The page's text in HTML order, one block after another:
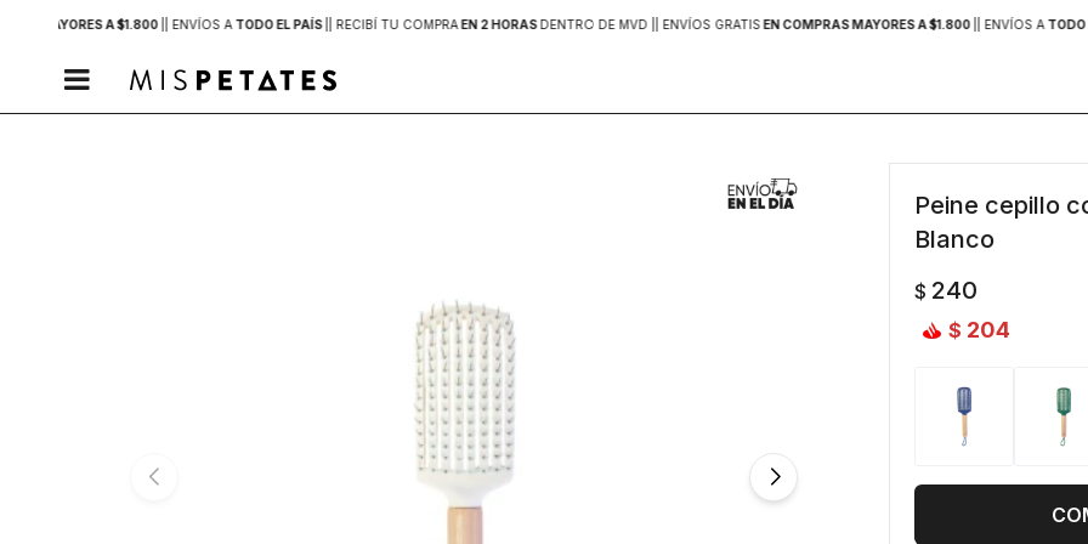
MAYORES A $1.800 | ENVÍOS A TODO EL PAÍS | RECIBÍ TU COMPRAEN 2 HORASDENTRO DE MVD | | ENVÍOS GRATISEN COMPRAS MAYORES A $1.800 | ENVÍOS A TODO

Peine cepillo
Blanco
$ 240
$ 204